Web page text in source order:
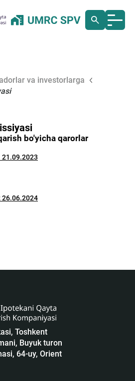
va investorlarga
bo'yicha qarorlar
Toshkent
Buyuk turon
64-uy, Orient